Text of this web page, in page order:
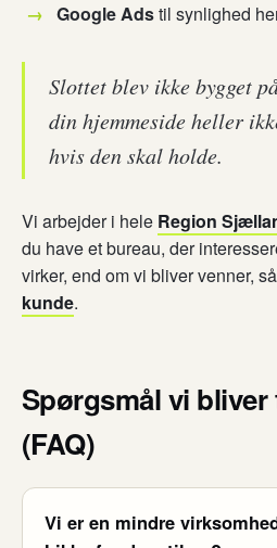
Google Adstil synlighed
Slottet blev ikke bygget
din hjemmeside heller
hvis den skal holde.
Vi arbejder i hele Region
du have et bureau, der
virker, end om vi bliver venner, så
kunde.
Spørgsmål vi
(FAQ)
Vi er en mindre